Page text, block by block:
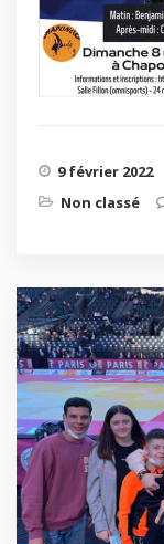
9 février 2022
Non classé